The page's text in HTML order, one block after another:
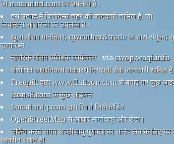
जो maxmind.com पर उपलब्ध है।
इस उत्पाद में जियोनेम्स शहर की जानकारी शामिल है, जो
जियोनेम्स.ओआरजी पर उपलब्ध है।
खुला मौसम मानचित्र, qweather&trade के साथ संयुक्त;
एल्गोरिथ्म
नागरिक मौसम पर्यवेक्षक कार्यक्रम via cwop.waqi.info
संशोधित कोपरनिकस वातावरण निगरानी सेवा जानकारी शामिल है
Freepik द्वारा www.flaticon.com से बनाए गए कुछ
icons8.com के कुछ आइकन
Locationiq.com द्वारा रिवर्स जियोकोडिंग
OpenStreetMap से आधार मानचित्र और डेटा।
सर्फिंग करते समय अच्छी वायु गुणवत्ता का आनंद लेने के लिए यह
बेहतरीन स्थान है!